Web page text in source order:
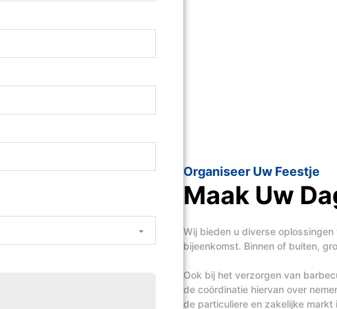
Organiseer Uw Feestje
Maak Uw
Wij bieden u diverse
bijeenkomst. Binnen of buiten,
Ook bij het verzorgen van
de coördinatie hiervan over
de particuliere en zakelijke markt